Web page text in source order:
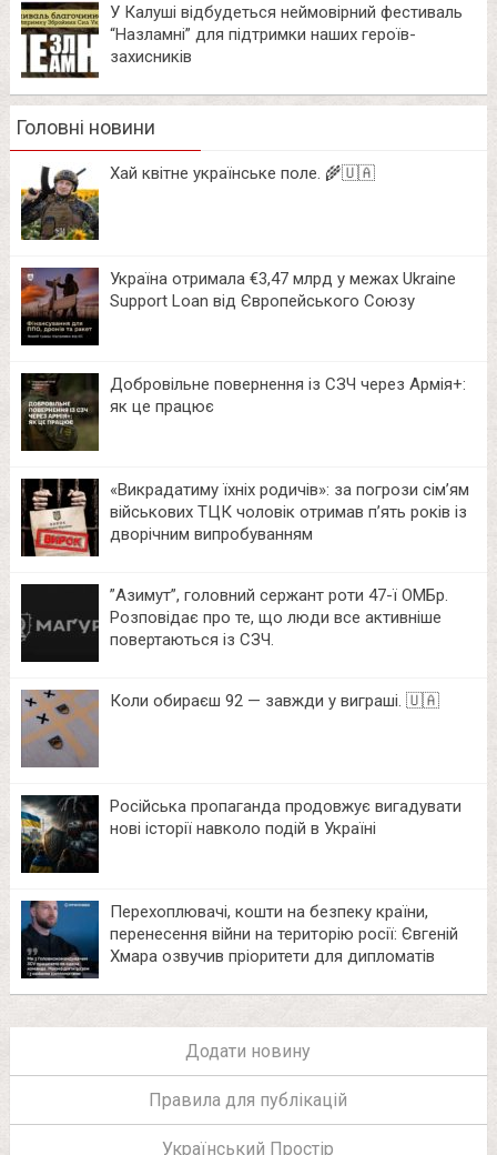
У Калуші відбудеться неймовірний фестиваль
“Назламні” для підтримки наших героїв-
захисників
Головні новини
Хай квітне українське поле. 🌾🇺🇦
Україна отримала €3,47 млрд у межах Ukraine
Support Loan від Європейського Союзу
Добровільне повернення із СЗЧ через Армія+:
як це працює
«Викрадатиму їхніх родичів»: за погрози сім’ям
військових ТЦК чоловік отримав п’ять років із
дворічним випробуванням
⁨”Азимут”, головний сержант роти 47-ї ОМБр.
Розповідає про те, що люди все активніше
повертаються із СЗЧ.
Коли обираєш 92 — завжди у виграші. 🇺🇦
Російська пропаганда продовжує вигадувати
нові історії навколо подій в Україні
Перехоплювачі, кошти на безпеку країни,
перенесення війни на територію росії: Євгеній
Хмара озвучив пріоритети для дипломатів
Додати новину
Правила для публікацій
Український Простір